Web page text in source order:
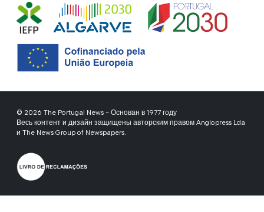
© 2026 The Portugal News - Основан в 1977 году
Весь контент и дизайн защищены авторским правом Anglopress Lda
и The News Group of Newspapers.